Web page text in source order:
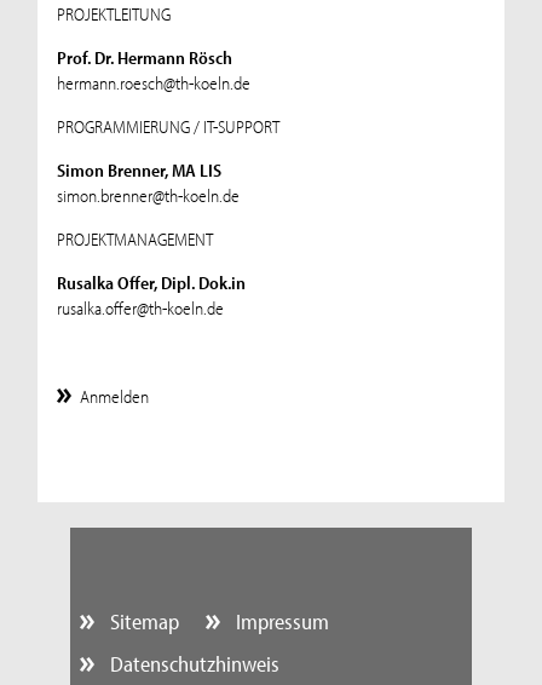
PROJEKTLEITUNG
Prof. Dr. Hermann Rösch
hermann.roesch@th-koeln.de
PROGRAMMIERUNG / IT-SUPPORT
Simon Brenner, MA LIS
simon.brenner@th-koeln.de
PROJEKTMANAGEMENT
Rusalka Offer, Dipl. Dok.in
rusalka.offer@th-koeln.de
Anmelden
Sitemap
Impressum
Datenschutzhinweis